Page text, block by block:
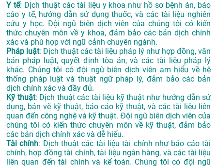
Y tế: Dịch thuật các tài liệu y khoa như hồ sơ bệnh án, báo
cáo y tế, hướng dẫn sử dụng thuốc, và các tài liệu nghiên
cứu y học. Đội ngũ biên dịch viên của chúng tôi có kiến
thức chuyên môn về y khoa, đảm bảo các bản dịch chính
xác và phù hợp với ngữ cảnh chuyên ngành.
Pháp luật: Dịch thuật các tài liệu pháp lý như hợp đồng, văn
bản pháp luật, quyết định tòa án, và các tài liệu pháp lý
khác. Chúng tôi có đội ngũ biên dịch viên am hiểu về hệ
thống pháp luật và thuật ngữ pháp lý, đảm bảo các bản
dịch chính xác và đầy đủ.
Kỹ thuật: Dịch thuật các tài liệu kỹ thuật như hướng dẫn sử
dụng, bản vẽ kỹ thuật, báo cáo kỹ thuật, và các tài liệu liên
quan đến công nghệ và kỹ thuật. Đội ngũ biên dịch viên của
chúng tôi có kiến thức chuyên môn về kỹ thuật, đảm bảo
các bản dịch chính xác và dễ hiểu.
Tài chính: Dịch thuật các tài liệu tài chính như báo cáo tài
chính, hợp đồng tài chính, tài liệu ngân hàng, và các tài liệu
liên quan đến tài chính và kế toán. Chúng tôi có đội ngũ